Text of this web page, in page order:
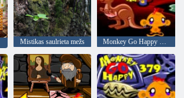
Mistikas saulrieta mežs Monkey Go Happy Stage 355